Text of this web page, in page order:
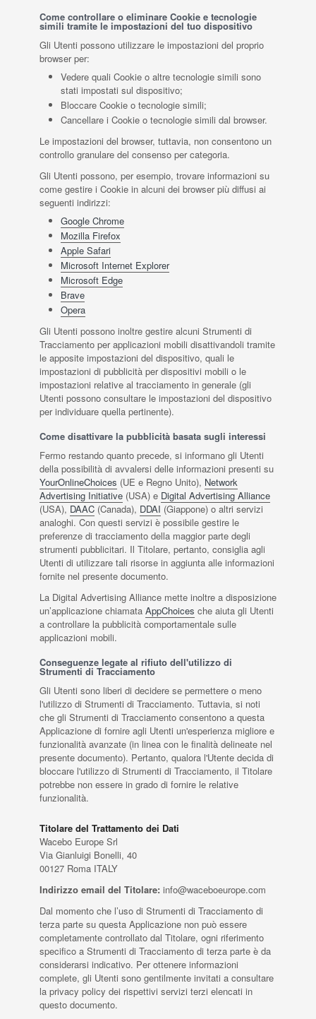
Come controllare o eliminare Cookie e tecnologie
simili tramite le impostazioni del tuo dispositivo
Gli Utenti possono utilizzare le impostazioni del proprio
browser per:
Vedere quali Cookie o altre tecnologie simili sono
stati impostati sul dispositivo;
Bloccare Cookie o tecnologie simili;
Cancellare i Cookie o tecnologie simili dal browser.
Le impostazioni del browser, tuttavia, non consentono un
controllo granulare del consenso per categoria.
Gli Utenti possono, per esempio, trovare informazioni su
come gestire i Cookie in alcuni dei browser più diffusi ai
seguenti indirizzi:
Google Chrome
Mozilla Firefox
Apple Safari
Microsoft Internet Explorer
Microsoft Edge
Brave
Opera
Gli Utenti possono inoltre gestire alcuni Strumenti di
Tracciamento per applicazioni mobili disattivandoli tramite
le apposite impostazioni del dispositivo, quali le
impostazioni di pubblicità per dispositivi mobili o le
impostazioni relative al tracciamento in generale (gli
Utenti possono consultare le impostazioni del dispositivo
per individuare quella pertinente).
Come disattivare la pubblicità basata sugli interessi
Fermo restando quanto precede, si informano gli Utenti
della possibilità di avvalersi delle informazioni presenti su
YourOnlineChoices (UE e Regno Unito), Network
Advertising Initiative (USA) e Digital Advertising Alliance
(USA), DAAC (Canada), DDAI (Giappone) o altri servizi
analoghi. Con questi servizi è possibile gestire le
preferenze di tracciamento della maggior parte degli
strumenti pubblicitari. Il Titolare, pertanto, consiglia agli
Utenti di utilizzare tali risorse in aggiunta alle informazioni
fornite nel presente documento.
La Digital Advertising Alliance mette inoltre a disposizione
un’applicazione chiamata AppChoices che aiuta gli Utenti
a controllare la pubblicità comportamentale sulle
applicazioni mobili.
Conseguenze legate al rifiuto dell'utilizzo di
Strumenti di Tracciamento
Gli Utenti sono liberi di decidere se permettere o meno
l'utilizzo di Strumenti di Tracciamento. Tuttavia, si noti
che gli Strumenti di Tracciamento consentono a questa
Applicazione di fornire agli Utenti un'esperienza migliore e
funzionalità avanzate (in linea con le finalità delineate nel
presente documento). Pertanto, qualora l'Utente decida di
bloccare l'utilizzo di Strumenti di Tracciamento, il Titolare
potrebbe non essere in grado di fornire le relative
funzionalità.
Titolare del Trattamento dei Dati
Wacebo Europe Srl
Via Gianluigi Bonelli, 40
00127 Roma ITALY
Indirizzo email del Titolare: info@waceboeurope.com
Dal momento che l’uso di Strumenti di Tracciamento di
terza parte su questa Applicazione non può essere
completamente controllato dal Titolare, ogni riferimento
specifico a Strumenti di Tracciamento di terza parte è da
considerarsi indicativo. Per ottenere informazioni
complete, gli Utenti sono gentilmente invitati a consultare
la privacy policy dei rispettivi servizi terzi elencati in
questo documento.